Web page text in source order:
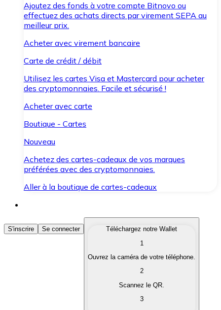
Ajoutez des fonds à votre compte Bitnovo ou
effectuez des achats directs par virement SEPA au
meilleur prix.
Acheter avec virement bancaire
Carte de crédit / débit
Utilisez les cartes Visa et Mastercard pour acheter
des cryptomonnaies. Facile et sécurisé !
Acheter avec carte
Boutique - Cartes
Nouveau
Achetez des cartes-cadeaux de vos marques
préférées avec des cryptomonnaies.
Aller à la boutique de cartes-cadeaux
Acheter des Cryptomonnaies
Achetez les cryptomonnaies qui vous intéressent
Convertissez vos cryptomonnaies en monnaie
S'inscrire Se connecter
Téléchargez notre Wallet
1
Ouvrez la caméra de votre téléphone.
2
Scannez le QR.
3